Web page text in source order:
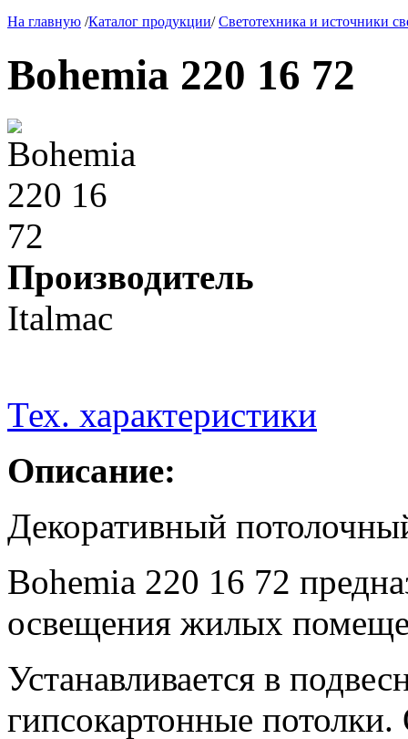
На главную /Каталог продукции/Светотехника и источники
Bohemia 220 16 72
Производитель
Italmac
Тех. характеристики
Описание:
Декоративный
Bohemia 220 16 72
освещения жилых
Устанавливается в
гипсокартонные